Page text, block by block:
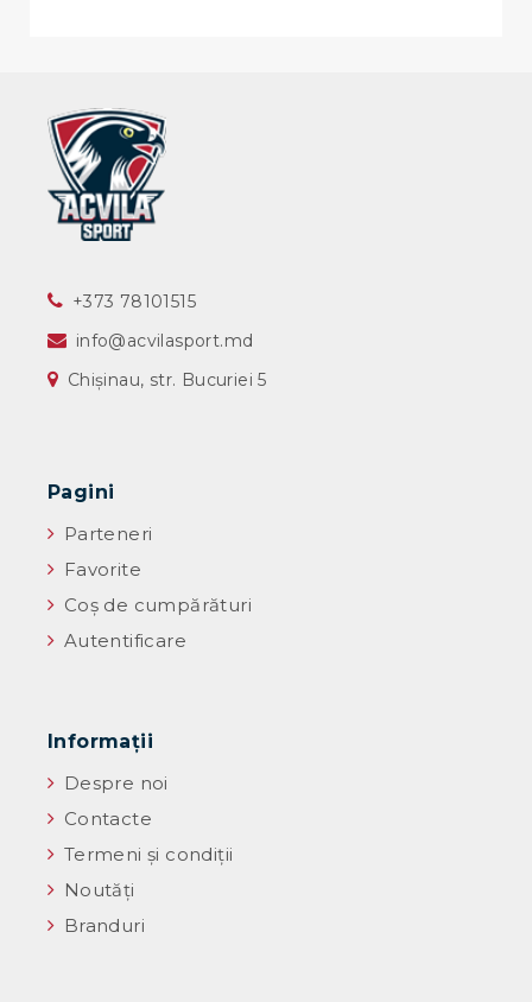
‎+373 78101515
info@acvilasport.md
Chișinau, str. Bucuriei 5
Pagini
Parteneri
Favorite
Coș de cumpărături
Autentificare
Informaţii
Despre noi
Contacte
Termeni și condiții
Noutăţi
Branduri